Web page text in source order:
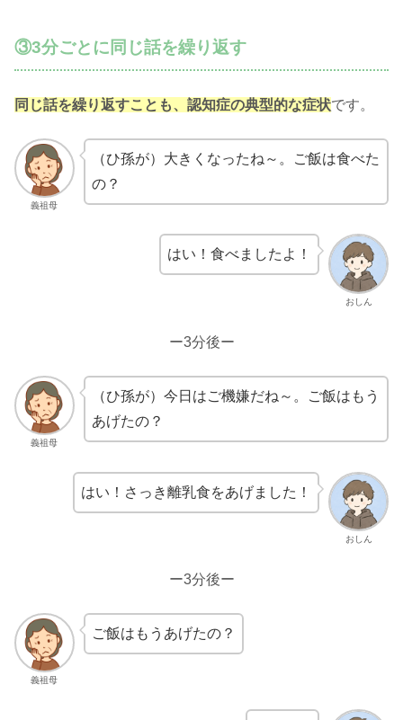
③3分ごとに同じ話を繰り返す
同じ話を繰り返すことも、認知症の典型的な症状です。
義祖母
（ひ孫が）大きくなったね～。ご飯は食べた
の？
おしん
はい！食べましたよ！
ー3分後ー
義祖母
（ひ孫が）今日はご機嫌だね～。ご飯はもう
あげたの？
おしん
はい！さっき離乳食をあげました！
ー3分後ー
義祖母
ご飯はもうあげたの？